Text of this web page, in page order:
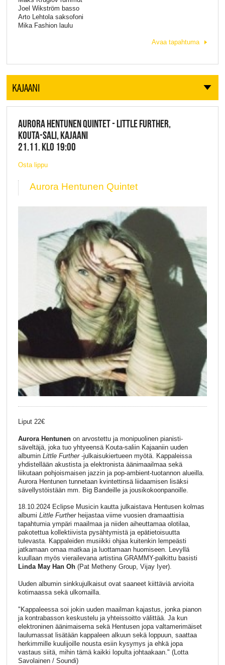
Joel Wikström basso
Arto Lehtola saksofoni
Mika Fashion laulu
Avaa tapahtuma
KAJAANI
AURORA HENTUNEN QUINTET - LITTLE FURTHER,
KOUTA-SALI, KAJAANI
21.11. KLO 19:00
Osta lippu
Aurora Hentunen Quintet
Liput 22€
Aurora Hentunenon arvostettu ja monipuolinen pianisti-
säveltäjä, joka tuo yhtyeensä Kouta-saliin Kajaaniin uuden
albumin Little Further-julkaisukiertueen myötä. Kappaleissa
yhdistellään akustista ja elektronista äänimaailmaa sekä
liikutaan pohjoismaisen jazzin ja pop-ambient-tuotannon alueilla.
Aurora Hentunen tunnetaan kvintettinsä liidaamisen lisäksi
sävellystöistään mm. Big Bandeille ja jousikokoonpanoille.
18.10.2024 Eclipse Musicin kautta julkaistava Hentusen kolmas
albumi Little Furtherheijastaa viime vuosien dramaattisia
tapahtumia ympäri maailmaa ja niiden aiheuttamaa olotilaa,
pakotettua kollektiivista pysähtymistä ja epätietoisuutta
tulevasta. Kappaleiden musiikki ohjaa kuitenkin lempeästi
jatkamaan omaa matkaa ja luottamaan huomiseen. Levyllä
kuullaan myös vierailevana artistina GRAMMY-palkittu basisti
Linda May Han Oh(Pat Metheny Group, Vijay Iyer).
Uuden albumin sinkkujulkaisut ovat saaneet kiittäviä arvioita
kotimaassa sekä ulkomailla.
"Kappaleessa soi jokin uuden maailman kajastus, jonka pianon
ja kontrabasson keskustelu ja yhteissoitto välittää. Ja kun
elektroninen äänimaisema sekä Hentusen jopa valtamerimäiset
laulumassat lisätään kappaleen alkuun sekä loppuun, saattaa
herkimmille kuulijoille nousta esiin kysymys ja ehkä jopa
vastaus siitä, mihin tämä kaikki lopulta johtaakaan." (Lotta
Savolainen / Soundi)